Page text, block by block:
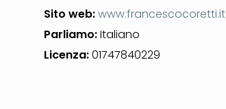
Sito web:www.francescocoretti.it
Parliamo:Italiano
Licenza:01747840229